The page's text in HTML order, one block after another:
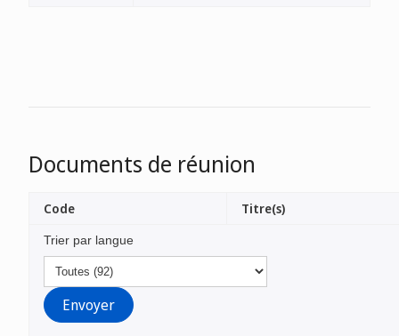
Documents de réunion
Trier par langue
Code Titre(s)